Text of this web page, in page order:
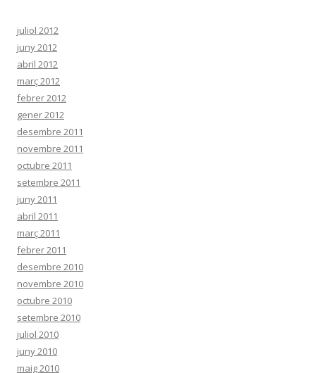
juliol 2012
juny 2012
abril 2012
març 2012
febrer 2012
gener 2012
desembre 2011
novembre 2011
octubre 2011
setembre 2011
juny 2011
abril 2011
març 2011
febrer 2011
desembre 2010
novembre 2010
octubre 2010
setembre 2010
juliol 2010
juny 2010
maig 2010